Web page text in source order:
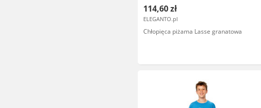
114,60 zł
ELEGANTO.pl
Chłopięca piżama Lasse granatowa